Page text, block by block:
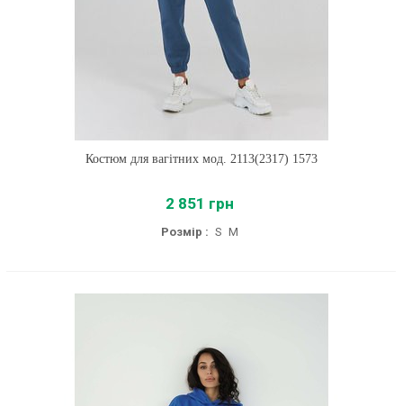
Костюм для вагітних мод. 2113(2317) 1573
2 851 грн
Розмір : S M